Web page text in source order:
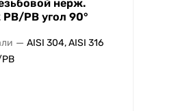
нерж.
РВ угол 90°
— AISI 304, AISI 316